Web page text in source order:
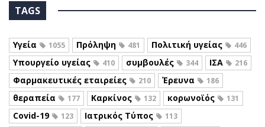
TAGS
Υγεία 1055 Πρόληψη 481 Πολιτική υγείας 446
Υπουργείο υγείας 410 συμβουλές 344 ΙΣΑ 216
Φαρμακευτικές εταιρείες 210 Έρευνα 186
θεραπεία 177 Καρκίνος 132 κορωνοϊός 131
Covid-19 123 Ιατρικός Τύπος 113